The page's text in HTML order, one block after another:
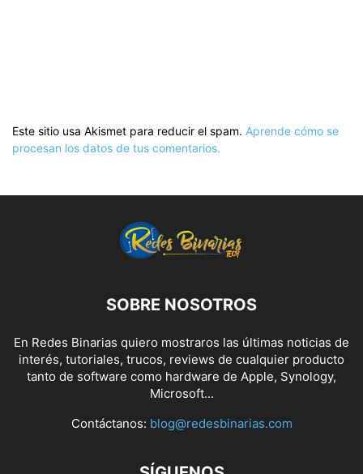
Este sitio usa Akismet para reducir el spam. Aprende cómo se
procesan los datos de tus comentarios.
SOBRE NOSOTROS
En Redes Binarias quiero mostraros las últimas noticias de
interés, tutoriales, trucos, reviews de cualquier producto
tanto de software como hardware de Apple, Synology,
Microsoft...
Contáctanos: blog@redesbinarias.com